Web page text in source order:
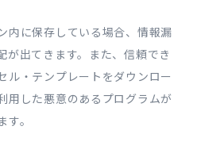
内に保存している場合、情報漏
が出てきます。また、信頼でき
ル・テンプレートをダウンロー
用した悪意のあるプログラムが
。